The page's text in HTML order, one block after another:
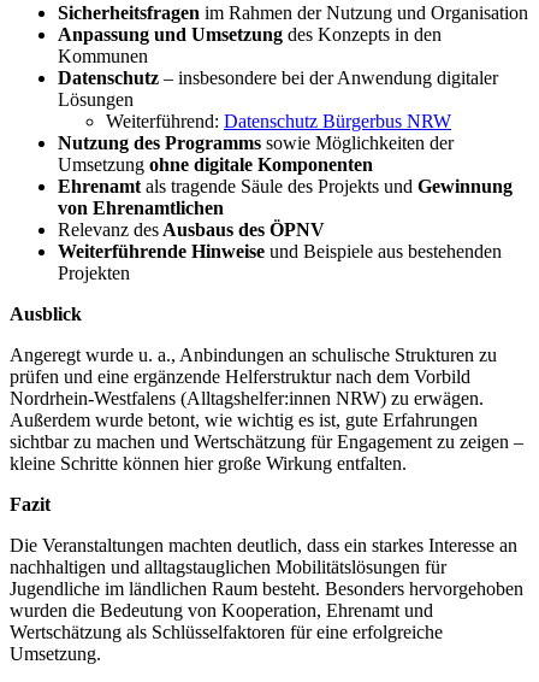
Sicherheitsfragen im Rahmen der Nutzung und Organisation
Anpassung und Umsetzung des Konzepts in den
Kommunen
Datenschutz – insbesondere bei der Anwendung digitaler
Lösungen
Weiterführend: Datenschutz Bürgerbus NRW
Nutzung des Programms sowie Möglichkeiten der
Umsetzung ohne digitale Komponenten
Ehrenamt als tragende Säule des Projekts und Gewinnung
von Ehrenamtlichen
Relevanz des Ausbaus des ÖPNV
Weiterführende Hinweise und Beispiele aus bestehenden
Projekten
Ausblick
Angeregt wurde u. a., Anbindungen an schulische Strukturen zu
prüfen und eine ergänzende Helferstruktur nach dem Vorbild
Nordrhein-Westfalens (Alltagshelfer:innen NRW) zu erwägen.
Außerdem wurde betont, wie wichtig es ist, gute Erfahrungen
sichtbar zu machen und Wertschätzung für Engagement zu zeigen –
kleine Schritte können hier große Wirkung entfalten.
Fazit
Die Veranstaltungen machten deutlich, dass ein starkes Interesse an
nachhaltigen und alltagstauglichen Mobilitätslösungen für
Jugendliche im ländlichen Raum besteht. Besonders hervorgehoben
wurden die Bedeutung von Kooperation, Ehrenamt und
Wertschätzung als Schlüsselfaktoren für eine erfolgreiche
Umsetzung.